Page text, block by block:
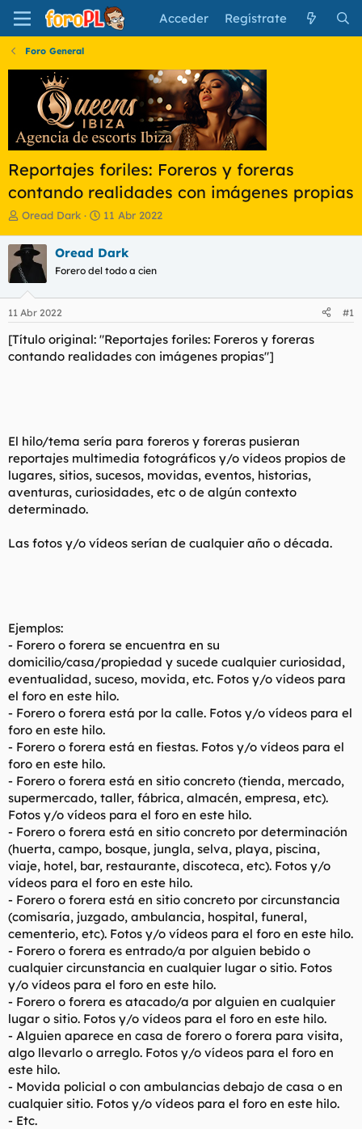
Acceder Regístrate
Foro General
Reportajes foriles: Foreros y foreras
contando realidades con imágenes propias
I
i
c
i
a
d
o
d
e
Oread Dark
F
h
a
e
i
c
11 Abr 2022
Oread Dark
Forero del todo a cien
11 Abr 2022 #1
[Título original: "Reportajes foriles: Foreros y foreras
contando realidades con imágenes propias"]
El hilo/tema sería para foreros y foreras pusieran
reportajes multimedia fotográficos y/o vídeos propios de
lugares, sitios, sucesos, movidas, eventos, historias,
aventuras, curiosidades, etc o de algún contexto
determinado.
Las fotos y/o vídeos serían de cualquier año o década.
Ejemplos:
- Forero o forera se encuentra en su
domicilio/casa/propiedad y sucede cualquier curiosidad,
eventualidad, suceso, movida, etc. Fotos y/o vídeos para
el foro en este hilo.
- Forero o forera está por la calle. Fotos y/o vídeos para el
foro en este hilo.
- Forero o forera está en fiestas. Fotos y/o vídeos para el
foro en este hilo.
- Forero o forera está en sitio concreto (tienda, mercado,
supermercado, taller, fábrica, almacén, empresa, etc).
Fotos y/o vídeos para el foro en este hilo.
- Forero o forera está en sitio concreto por determinación
(huerta, campo, bosque, jungla, selva, playa, piscina,
viaje, hotel, bar, restaurante, discoteca, etc). Fotos y/o
vídeos para el foro en este hilo.
- Forero o forera está en sitio concreto por circunstancia
(comisaría, juzgado, ambulancia, hospital, funeral,
cementerio, etc). Fotos y/o vídeos para el foro en este hilo.
- Forero o forera es entrado/a por alguien bebido o
cualquier circunstancia en cualquier lugar o sitio. Fotos
y/o vídeos para el foro en este hilo.
- Forero o forera es atacado/a por alguien en cualquier
lugar o sitio. Fotos y/o vídeos para el foro en este hilo.
- Alguien aparece en casa de forero o forera para visita,
algo llevarlo o arreglo. Fotos y/o vídeos para el foro en
este hilo.
- Movida policial o con ambulancias debajo de casa o en
cualquier sitio. Fotos y/o vídeos para el foro en este hilo.
- Etc.